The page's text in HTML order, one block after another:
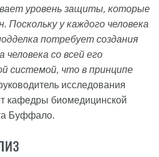
уровень защиты, которые
Поскольку у каждого человека
потребует создания
человека со всей его
системой, что в принципе
исследования
кафедры биомедицинской
Буффало.